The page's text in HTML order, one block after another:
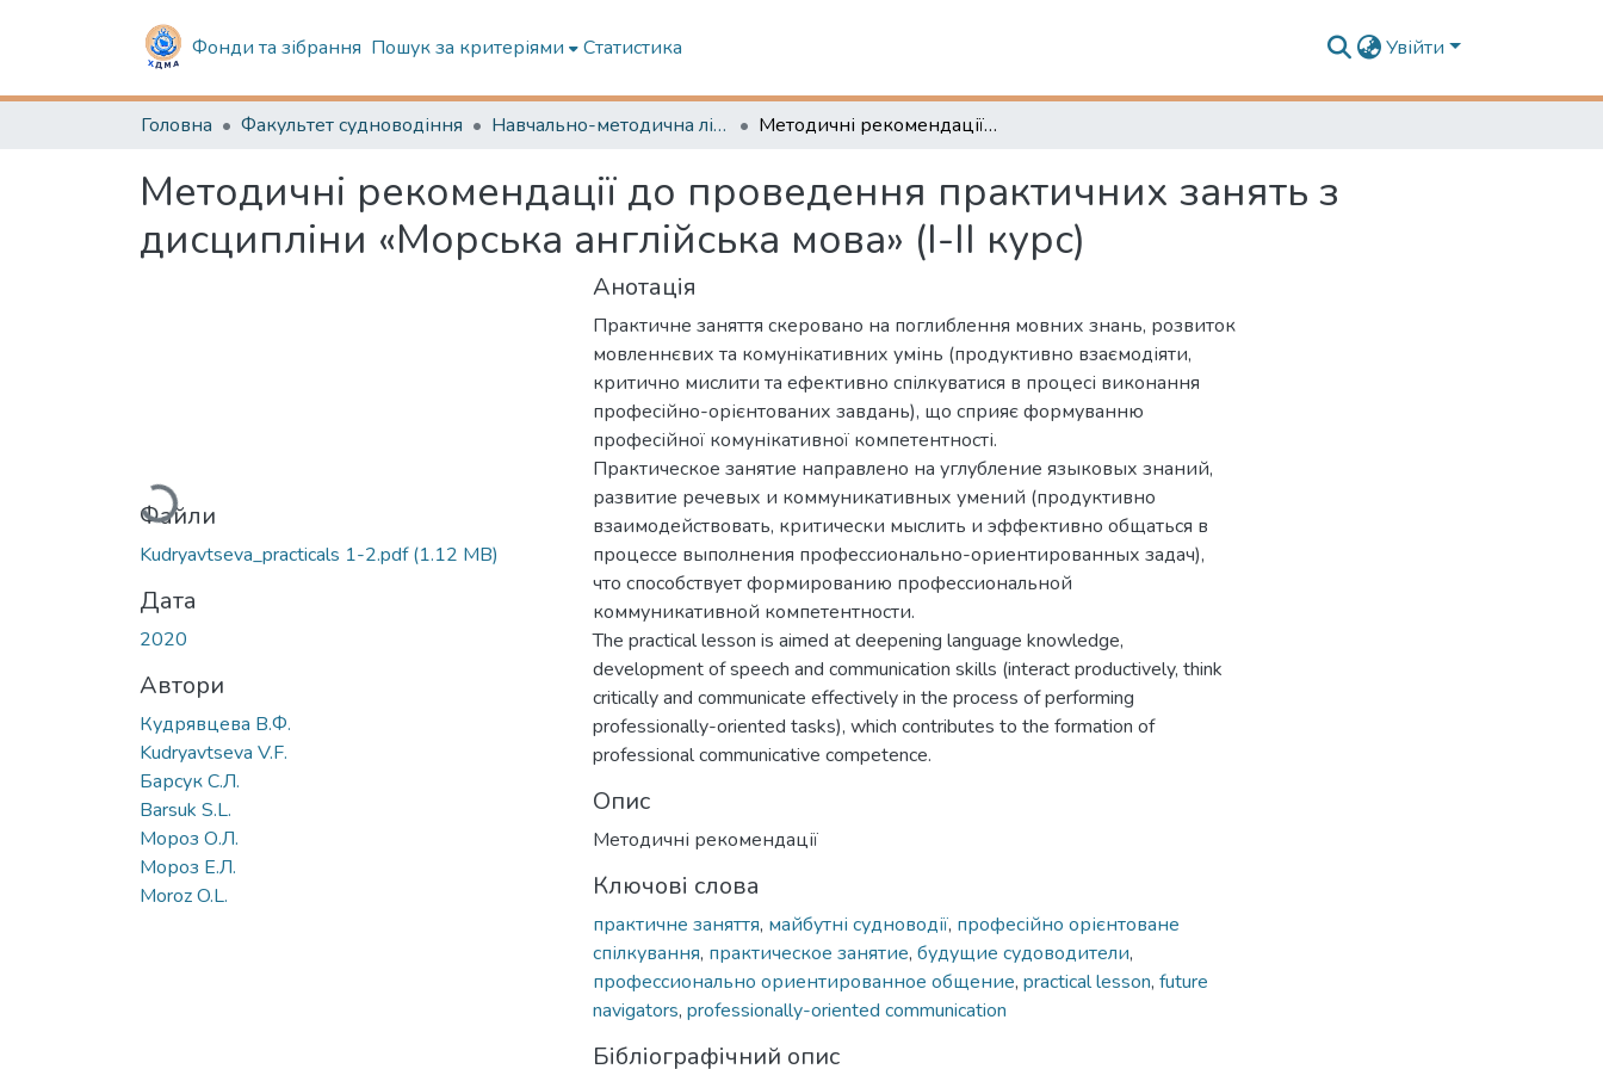
Фонди та зібрання Пошук за критеріями Статистика Увійти
Головна Факультет судноводіння Навчально-методична література Методичні рекомендації до проведення практичних занять з дисципліни «Морська англійська мова» (I-II курс)
Методичні рекомендації до проведення практичних занять з
дисципліни «Морська англійська мова» (I-II курс)
Вантажиться...
Файли
Kudryavtseva_practicals 1-2.pdf(1.12 MB)
Дата
2020
Автори
Кудрявцева В.Ф.
Kudryavtseva V.F.
Барсук С.Л.
Barsuk S.L.
Мороз О.Л.
Мороз Е.Л.
Moroz O.L.
Анотація
Практичне заняття скеровано на поглиблення мовних знань, розвиток
мовленнєвих та комунікативних умінь (продуктивно взаємодіяти,
критично мислити та ефективно спілкуватися в процесі виконання
професійно-орієнтованих завдань), що сприяє формуванню
професійної комунікативної компетентності.
Практическое занятие направлено на углубление языковых знаний,
развитие речевых и коммуникативных умений (продуктивно
взаимодействовать, критически мыслить и эффективно общаться в
процессе выполнения профессионально-ориентированных задач),
что способствует формированию профессиональной
коммуникативной компетентности.
The practical lesson is aimed at deepening language knowledge,
development of speech and communication skills (interact productively, think
critically and communicate effectively in the process of performing
professionally-oriented tasks), which contributes to the formation of
professional communicative competence.
Опис
Методичні рекомендації
Ключові слова
практичне заняття, майбутні судноводії, професійно орієнтоване
спілкування, практическое занятие, будущие судоводители,
профессионально ориентированное общение, practical lesson, future
navigators, professionally-oriented communication
Бібліографічний опис